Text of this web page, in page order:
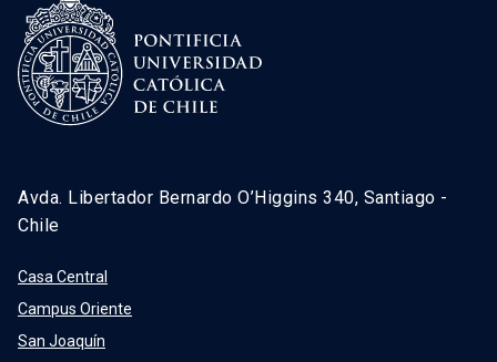
Avda. Libertador Bernardo O’Higgins 340, Santiago -
Chile
Casa Central
Campus Oriente
San Joaquín